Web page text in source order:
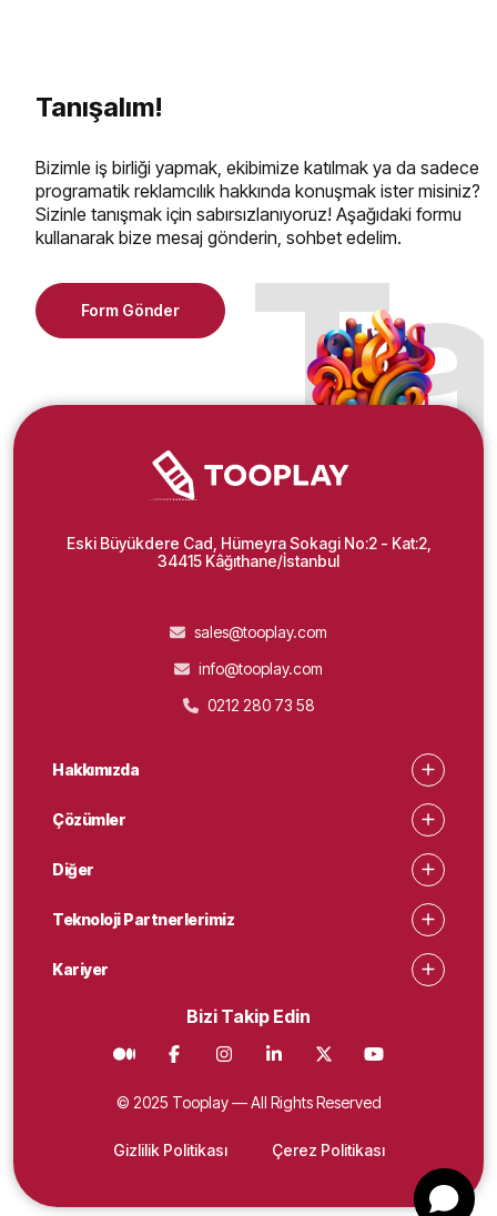
Tanışalım!
Bizimle iş birliği yapmak, ekibimize katılmak ya da sadece
programatik reklamcılık hakkında konuşmak ister misiniz?
Sizinle tanışmak için sabırsızlanıyoruz! Aşağıdaki formu
kullanarak bize mesaj gönderin, sohbet edelim.
Form Gönder
Eski Büyükdere Cad, Hümeyra Sokagi No:2 - Kat:2,
34415 Kâğıthane/İstanbul
sales@tooplay.com
info@tooplay.com
0212 280 73 58
Hakkımızda
Çözümler
Diğer
Teknoloji Partnerlerimiz
Kariyer
Bizi Takip Edin
© 2025 Tooplay — All Rights Reserved
Gizlilik Politikası Çerez Politikası